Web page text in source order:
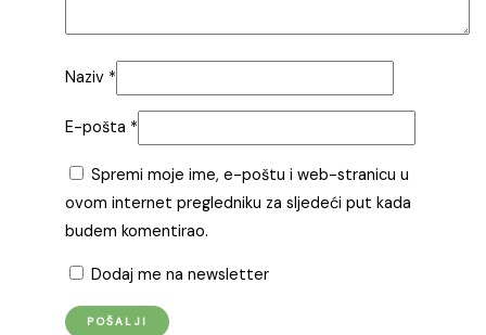
Naziv *
E-pošta *
Spremi moje ime, e-poštu i web-stranicu u
ovom internet pregledniku za sljedeći put kada
budem komentirao.
Dodaj me na newsletter